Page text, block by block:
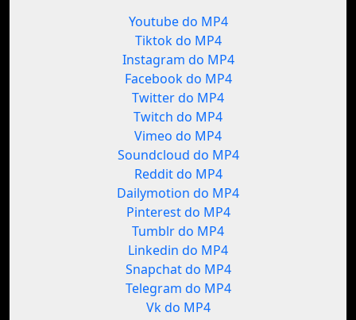
Youtube do MP4
Tiktok do MP4
Instagram do MP4
Facebook do MP4
Twitter do MP4
Twitch do MP4
Vimeo do MP4
Soundcloud do MP4
Reddit do MP4
Dailymotion do MP4
Pinterest do MP4
Tumblr do MP4
Linkedin do MP4
Snapchat do MP4
Telegram do MP4
Vk do MP4